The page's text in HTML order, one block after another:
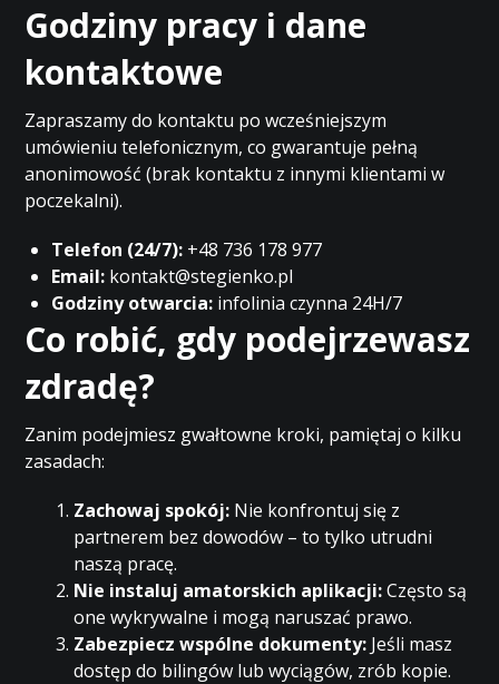
Godziny pracy i dane
kontaktowe
Zapraszamy do kontaktu po wcześniejszym
umówieniu telefonicznym, co gwarantuje pełną
anonimowość (brak kontaktu z innymi klientami w
poczekalni).
Telefon (24/7): +48 736 178 977
Email: kontakt@stegienko.pl
Godziny otwarcia: infolinia czynna 24H/7
Co robić, gdy podejrzewasz
zdradę?
Zanim podejmiesz gwałtowne kroki, pamiętaj o kilku
zasadach:
Zachowaj spokój: Nie konfrontuj się z
partnerem bez dowodów – to tylko utrudni
naszą pracę.
Nie instaluj amatorskich aplikacji:Często są
one wykrywalne i mogą naruszać prawo.
Zabezpiecz wspólne dokumenty: Jeśli masz
dostęp do bilingów lub wyciągów, zrób kopie.